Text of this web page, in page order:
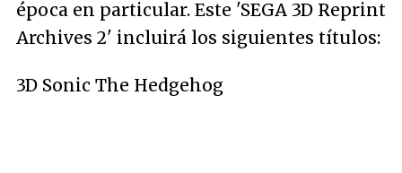
época en particular. Este 'SEGA 3D Reprint
Archives 2' incluirá los siguientes títulos:
3D Sonic The Hedgehog